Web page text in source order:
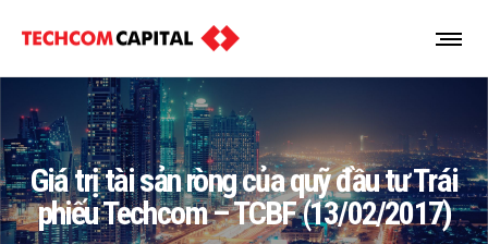
Giá trị tài sản ròng của quỹ đầu tư Trái
phiếu Techcom – TCBF (13/02/2017)